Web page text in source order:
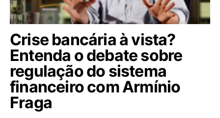
Crise bancária à vista?
Entenda o debate sobre
regulação do sistema
financeiro com Armínio
Fraga